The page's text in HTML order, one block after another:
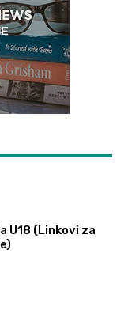
U18 (Linkovi za